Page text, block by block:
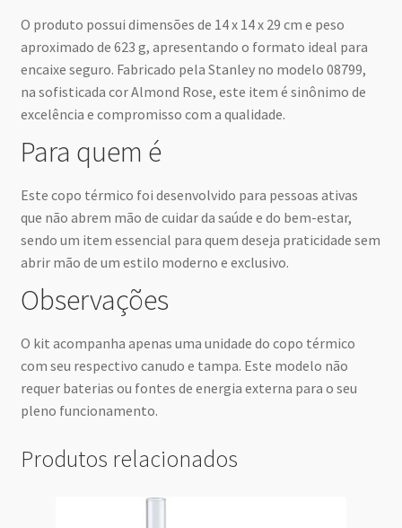
O produto possui dimensões de 14 x 14 x 29 cm e peso
aproximado de 623 g, apresentando o formato ideal para
encaixe seguro. Fabricado pela Stanley no modelo 08799,
na sofisticada cor Almond Rose, este item é sinônimo de
excelência e compromisso com a qualidade.
Para quem é
Este copo térmico foi desenvolvido para pessoas ativas
que não abrem mão de cuidar da saúde e do bem-estar,
sendo um item essencial para quem deseja praticidade sem
abrir mão de um estilo moderno e exclusivo.
Observações
O kit acompanha apenas uma unidade do copo térmico
com seu respectivo canudo e tampa. Este modelo não
requer baterias ou fontes de energia externa para o seu
pleno funcionamento.
Produtos relacionados